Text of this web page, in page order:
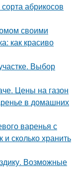
абрикосов
своими
как красиво
Выбор
Цены на газон
в домашних
варенья с
сколько хранить
Возможные